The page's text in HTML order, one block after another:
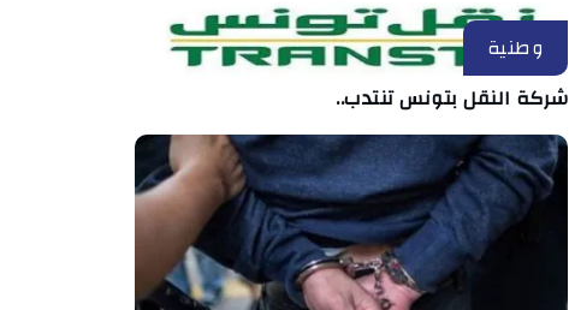
وطنية
شركة النقل بتونس تنتدب..